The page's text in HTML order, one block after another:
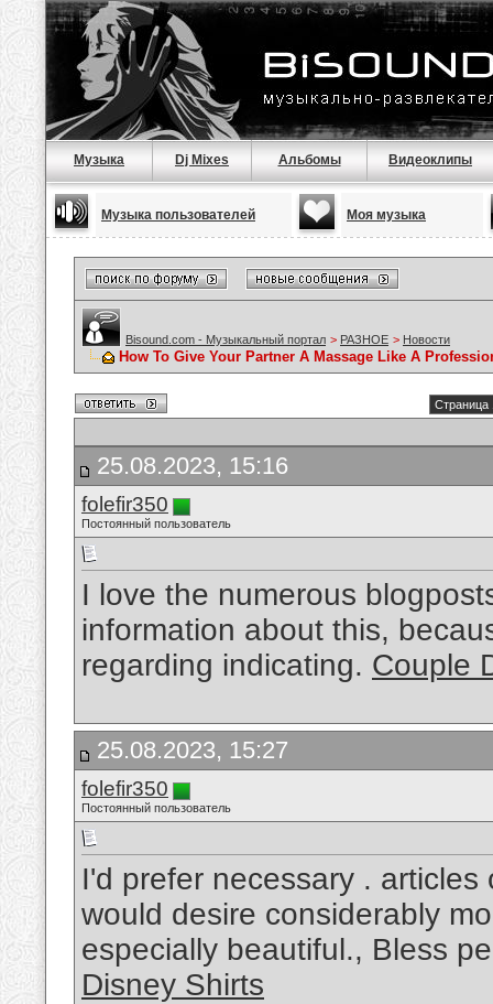
Музыка Dj Mixes Альбомы Видеоклипы
Музыка пользователей Моя музыка
Bisound.com - Музыкальный портал > РАЗНОЕ > Новости
How To Give Your Partner A Massage Like A
Страница
25.08.2023, 15:16
folefir350
Постоянный пользователь
I love the numerous
information about this,
regarding indicating. Couple
25.08.2023, 15:27
folefir350
Постоянный пользователь
I'd prefer necessary .
would desire considerably
especially beautiful., Bless
Disney Shirts